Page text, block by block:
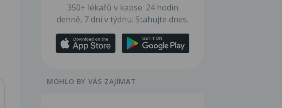
350+ lékařů v kapse. 24 hodin
denně, 7 dní v týdnu. Stahujte dnes.
MOHLO BY VÁS ZAJÍMAT